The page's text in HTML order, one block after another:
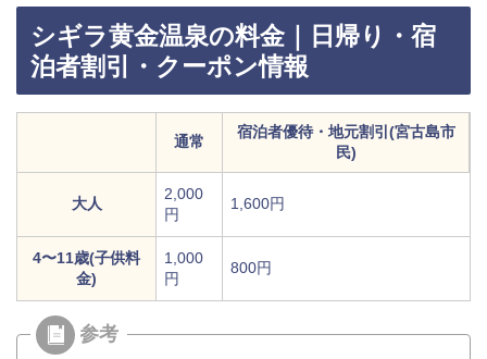
シギラ黄金温泉の料金｜日帰り・宿
泊者割引・クーポン情報
通常
宿泊者優待・地元割引(宮古島市
民)
大人
2,000
円
1,600円
4〜11歳(子供料
金)
1,000
円
800円